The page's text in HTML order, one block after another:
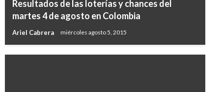
Resultados de las loterías y chances del
martes 4 de agosto en Colombia
Ariel Cabrera miércoles agosto 5, 2015